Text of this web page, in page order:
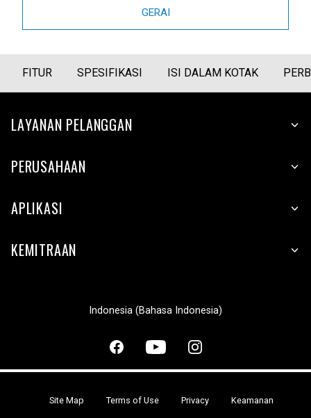
GERAI
FITUR SPESIFIKASI ISI DALAM KOTAK
LAYANAN PELANGGAN
PERUSAHAAN
APLIKASI
KEMITRAAN
Indonesia (Bahasa Indonesia)
Site Map Terms of Use Privacy Keamanan